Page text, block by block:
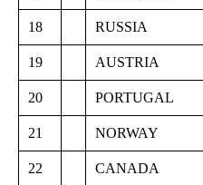
18 RUSSIA
19 AUSTRIA
20 PORTUGAL
21 NORWAY
22 CANADA